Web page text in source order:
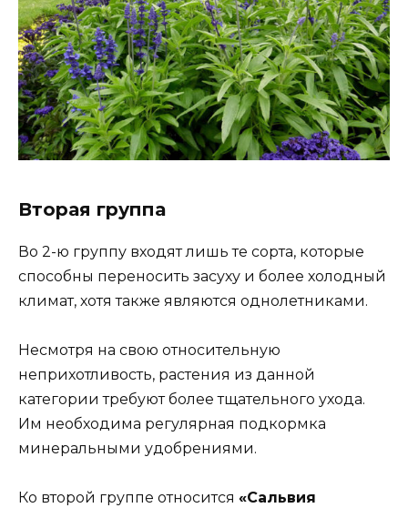
Вторая группа
Во 2-ю группу входят лишь те сорта, которые
способны переносить засуху и более холодный
климат, хотя также являются однолетниками.
Несмотря на свою относительную
неприхотливость, растения из данной
категории требуют более тщательного ухода.
Им необходима регулярная подкормка
минеральными удобрениями.
Ко второй группе относится «Сальвия